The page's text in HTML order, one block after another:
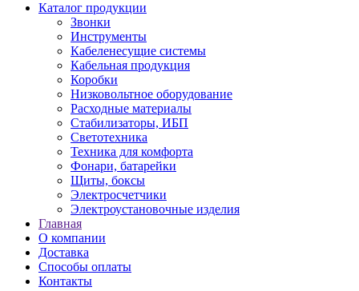
Каталог продукции
Звонки
Инструменты
Кабеленесущие системы
Кабельная продукция
Коробки
Низковольтное оборудование
Расходные материалы
Стабилизаторы, ИБП
Светотехника
Техника для комфорта
Фонари, батарейки
Щиты, боксы
Электросчетчики
Электроустановочные изделия
Главная
О компании
Доставка
Способы оплаты
Контакты